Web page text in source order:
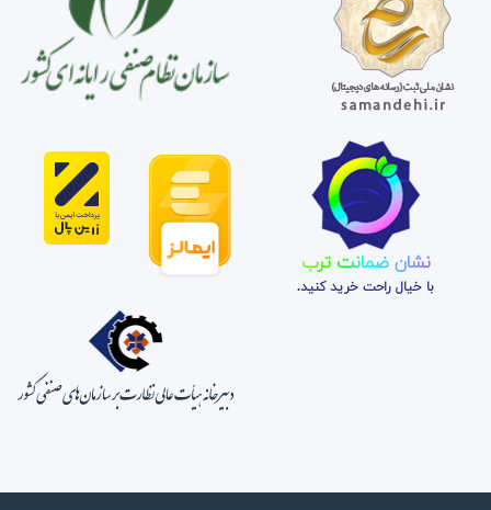
نشان ضمانت ترب
با خیال راحت خرید کنید.